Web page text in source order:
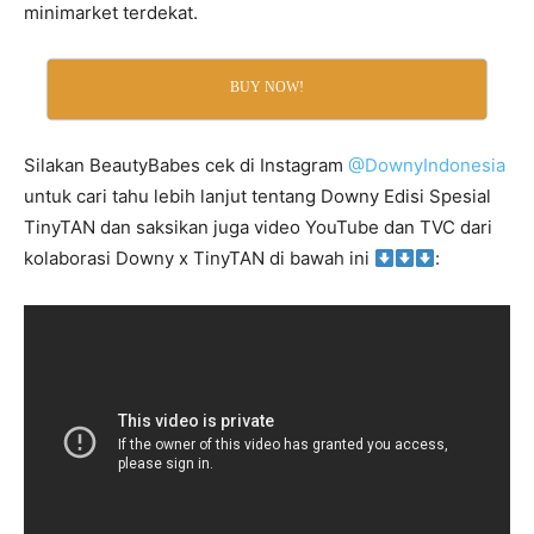
minimarket terdekat.
BUY NOW!
Silakan BeautyBabes cek di Instagram @DownyIndonesia
untuk cari tahu lebih lanjut tentang Downy Edisi Spesial
TinyTAN dan saksikan juga video YouTube dan TVC dari
kolaborasi Downy x TinyTAN di bawah ini
: